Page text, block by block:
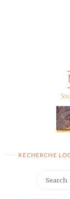
RECHERCHE